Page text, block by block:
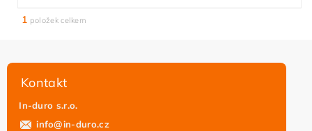
1 položek celkem
Kontakt
In-duro s.r.o.
info@in-duro.cz